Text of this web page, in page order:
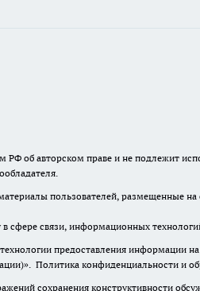
РФ об авторском праве и не подлежит
пользователей, размещенные
сфере связи, информационных
предоставления информации на
Политика конфиденциальности и
сохранения конструктивности